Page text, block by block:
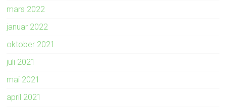
mars 2022
januar 2022
oktober 2021
juli 2021
mai 2021
april 2021